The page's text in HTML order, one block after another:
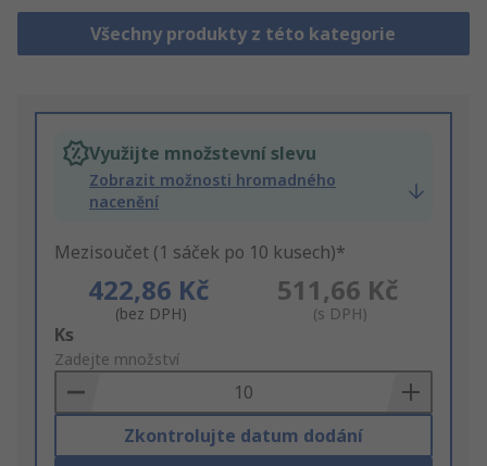
Všechny produkty z této kategorie
Využijte množstevní slevu
Zobrazit možnosti hromadného
nacenění
Mezisoučet (1 sáček po 10 kusech)*
422,86 Kč
(bez DPH)
511,66 Kč
(s DPH)
Add
to
Basket
Ks
Zadejte množství
Zkontrolujte datum dodání